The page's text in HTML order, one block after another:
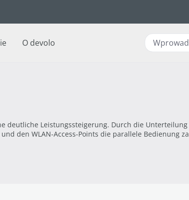
O devolo
deutliche Leistungssteigerung. Durch die
den WLAN-Access-Points die parallele Bedienung